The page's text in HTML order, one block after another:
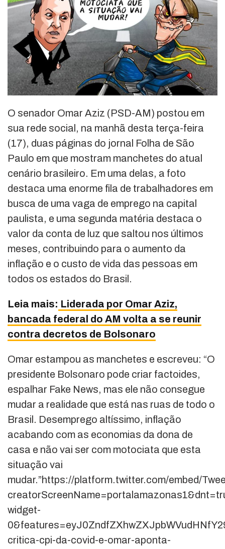
O senador Omar Aziz (PSD-AM) postou em
sua rede social, na manhã desta terça-feira
(17), duas páginas do jornal Folha de São
Paulo em que mostram manchetes do atual
cenário brasileiro. Em uma delas, a foto
destaca uma enorme fila de trabalhadores em
busca de uma vaga de emprego na capital
paulista, e uma segunda matéria destaca o
valor da conta de luz que saltou nos últimos
meses, contribuindo para o aumento da
inflação e o custo de vida das pessoas em
todos os estados do Brasil.
Leia mais: Liderada por Omar Aziz,
bancada federal do AM volta a se reunir
contra decretos de Bolsonaro
Omar estampou as manchetes e escreveu: “O
presidente Bolsonaro pode criar factoides,
espalhar Fake News, mas ele não consegue
mudar a realidade que está nas ruas de todo o
Brasil. Desemprego altíssimo, inflação
acabando com as economias da dona de
casa e não vai ser com motociata que esta
situação vai
mudar.”https://platform.twitter.com/embed/
widget-
critica-cpi-da-covid-e-omar-aponta-